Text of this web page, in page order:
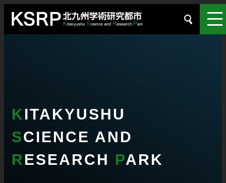
KITAKYUSHU
SCIENCE AND
R ESEARCH PARK